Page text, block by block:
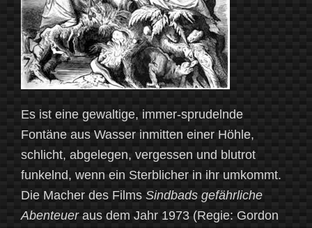
Es ist eine gewaltige, immer-sprudelnde
Fontäne aus Wasser inmitten einer Höhle,
schlicht, abgelegen, vergessen und blutrot
funkelnd, wenn ein Sterblicher in ihr umkommt.
Die Macher des Films Sindbads gefährliche
Abenteueraus dem Jahr 1973 (Regie: Gordon